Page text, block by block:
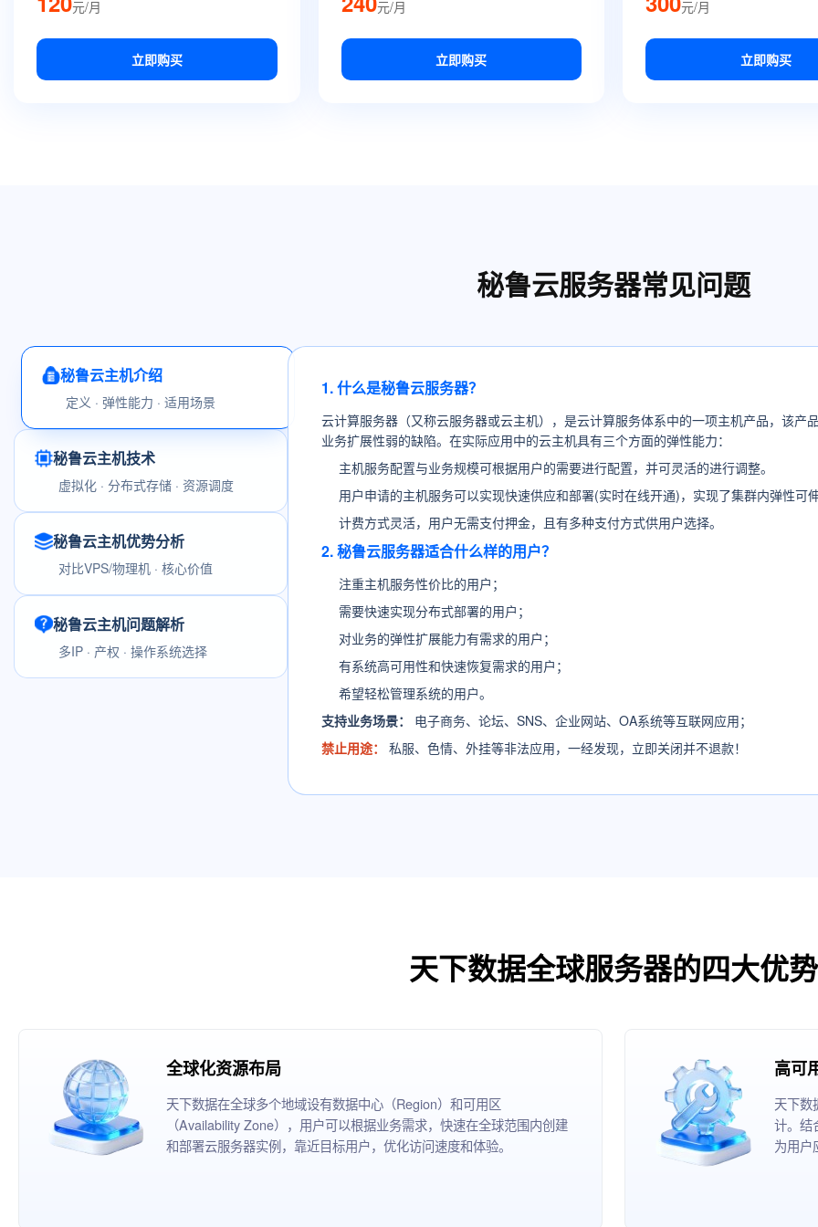
元/月
立即购买
元/月
立即购买
元/月
立即购买
秘鲁云服务器常见问题
秘鲁云主机介绍
定义 · 弹性能力 · 适用场景
秘鲁云主机技术
虚拟化 · 分布式存储 · 资源调度
秘鲁云主机优势分析
对比VPS/物理机 · 核心价值
秘鲁云主机问题解析
多IP · 产权 · 操作系统选择
1. 什么是秘鲁云服务器？
云计算服务器（又称云服务器或云主机），是云计算服务体系中的一项主机产品，该
业务扩展性弱的缺陷。在实际应用中的云主机具有三个方面的弹性能力：
主机服务配置与业务规模可根据用户的需要进行配置，并可灵活的进行调整。
用户申请的主机服务可以实现快速供应和部署(实时在线开通)，实现了集群内弹性可
计费方式灵活，用户无需支付押金，且有多种支付方式供用户选择。
2. 秘鲁云服务器适合什么样的用户？
注重主机服务性价比的用户；
需要快速实现分布式部署的用户；
对业务的弹性扩展能力有需求的用户；
有系统高可用性和快速恢复需求的用户；
希望轻松管理系统的用户。
支持业务场景：
电子商务、论坛、SNS、企业网站、OA系统等互联网应用；
禁止用途：
私服、色情、外挂等非法应用，一经发现，立即关闭并不退款！
天下数据全球服务器的四大优势
全球化资源布局
天下数据在全球多个地域设有数据中心（Region）和可用区
（Availability Zone），用户可以根据业务需求，快速在全球范围内创建
和部署云服务器实例，靠近目标用户，优化访问速度和体验。
高可
天下数
计。结
为用户